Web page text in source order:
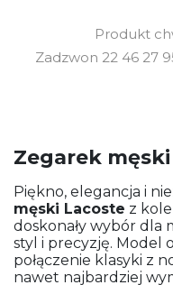
Produkt
Zadzwon 22 46 27
Zegarek męski
Piękno, elegancja i
męski Lacoste z
doskonały wybór dla
styl i precyzję. Model
połączenie klasyki z
nawet najbardziej